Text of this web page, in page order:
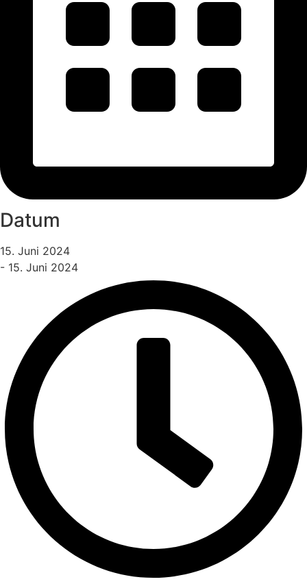
Datum
15. Juni 2024
- 15. Juni 2024